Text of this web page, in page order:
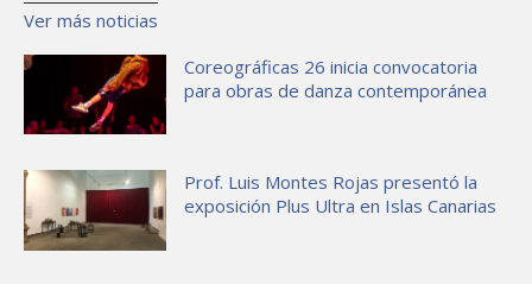
Ver más noticias
Coreográficas 26 inicia convocatoria
para obras de danza contemporánea
Prof. Luis Montes Rojas presentó la
exposición Plus Ultra en Islas Canarias